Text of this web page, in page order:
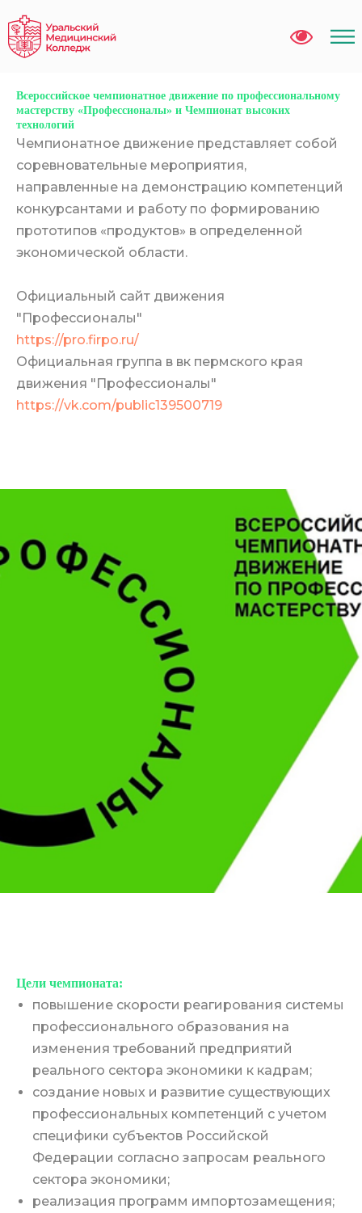
Движение Профессионалы
Всероссийское чемпионатное движение по профессиональному
мастерству «Профессионалы» и Чемпионат высоких
технологий
Чемпионатное движение представляет собой
соревновательные мероприятия,
направленные на демонстрацию компетенций
конкурсантами и работу по формированию
прототипов «продуктов» в определенной
экономической области.
Официальный сайт движения
"Профессионалы"
https://pro.firpo.ru/
Официальная группа в вк пермского края
движения "Профессионалы"
https://vk.com/public139500719
Цели чемпионата:
повышение скорости реагирования системы
профессионального образования на
изменения требований предприятий
реального сектора экономики к кадрам;
создание новых и развитие существующих
профессиональных компетенций с учетом
специфики субъектов Российской
Федерации согласно запросам реального
сектора экономики;
реализация программ импортозамещения;